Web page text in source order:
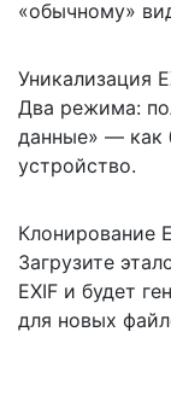
«обычному»
Уникализация
Два режима:
данные» — как
устройство.
Клонирование
Загрузите
EXIF и будет
для новых